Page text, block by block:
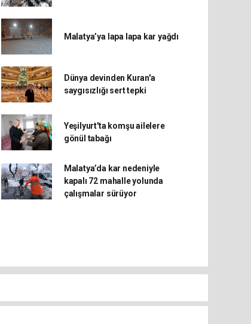
Malatya’ya lapa lapa kar yağdı
Dünya devinden Kuran'a
saygısızlığı sert tepki
Yeşilyurt'ta komşu ailelere
gönül tabağı
Malatya’da kar nedeniyle
kapalı 72 mahalle yolunda
çalışmalar sürüyor